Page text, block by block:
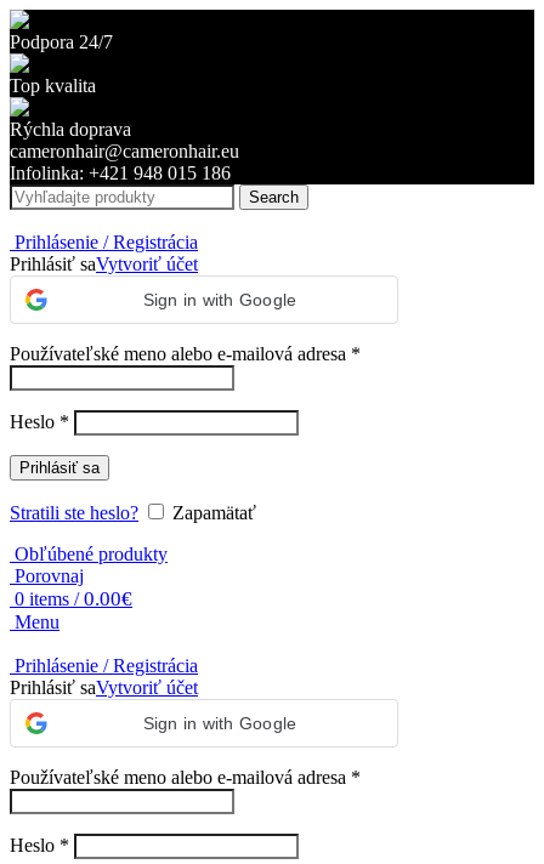
Podpora 24/7
Top kvalita
Rýchla doprava
cameronhair@cameronhair.eu
Infolinka: +421 948 015 186
Search
Prihlásenie / Registrácia
Prihlásiť saVytvoriť účet
Sign in with Google
Používateľské meno alebo e-mailová adresa *
Heslo * Povinné
Prihlásiť sa
Stratili ste heslo?
Zapamätať
Obľúbené produkty
Porovnaj
0 items / 0.00€
Menu
Prihlásenie / Registrácia
Prihlásiť saVytvoriť účet
Sign in with Google
Používateľské meno alebo e-mailová adresa *
Heslo * Povinné